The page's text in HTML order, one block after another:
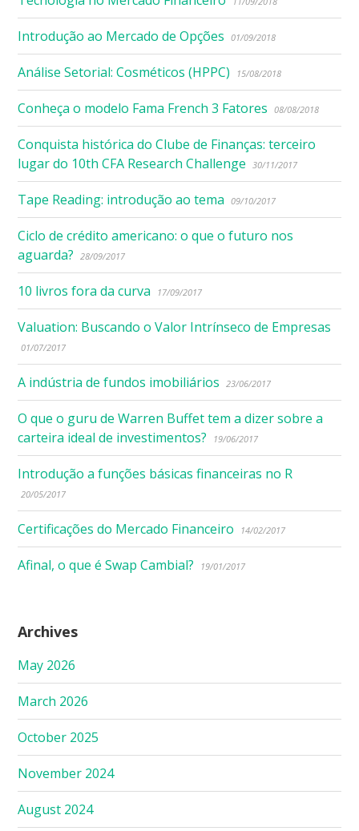
Introdução ao Mercado de Opções 01/09/2018
Análise Setorial: Cosméticos (HPPC) 15/08/2018
Conheça o modelo Fama French 3 Fatores 08/08/2018
Conquista histórica do Clube de Finanças: terceiro
lugar do 10th CFA Research Challenge
30/11/2017
Tape Reading: introdução ao tema 09/10/2017
Ciclo de crédito americano: o que o futuro nos
aguarda?
28/09/2017
10 livros fora da curva 17/09/2017
Valuation: Buscando o Valor Intrínseco de Empresas
01/07/2017
A indústria de fundos imobiliários 23/06/2017
O que o guru de Warren Buffet tem a dizer sobre a
carteira ideal de investimentos?
19/06/2017
Introdução a funções básicas financeiras no R
20/05/2017
Certificações do Mercado Financeiro 14/02/2017
Afinal, o que é Swap Cambial? 19/01/2017
Archives
May 2026
March 2026
October 2025
November 2024
August 2024